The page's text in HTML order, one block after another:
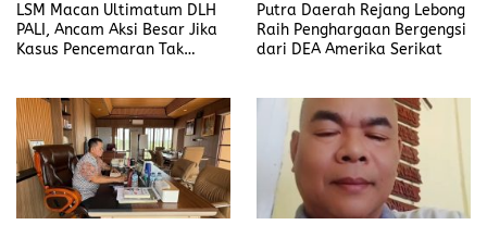
LSM Macan Ultimatum DLH
PALI, Ancam Aksi Besar Jika
Kasus Pencemaran Tak
Putra Daerah Rejang Lebong
Raih Penghargaan Bergengsi
dari DEA Amerika Serikat